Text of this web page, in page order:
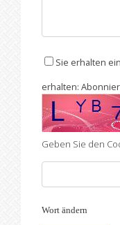
Sie erhalten
erhalten:
Geben Sie den
Wort ändern